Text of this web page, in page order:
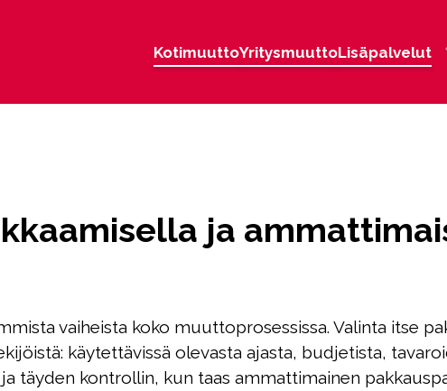
KotimuuttoYritysmuuttoLisäpalvelut
ja
vaiheista koko muuttoprosessissa. Valinta itse
käytettävissä olevasta ajasta, budjetista,
täyden kontrollin, kun taas ammattimainen